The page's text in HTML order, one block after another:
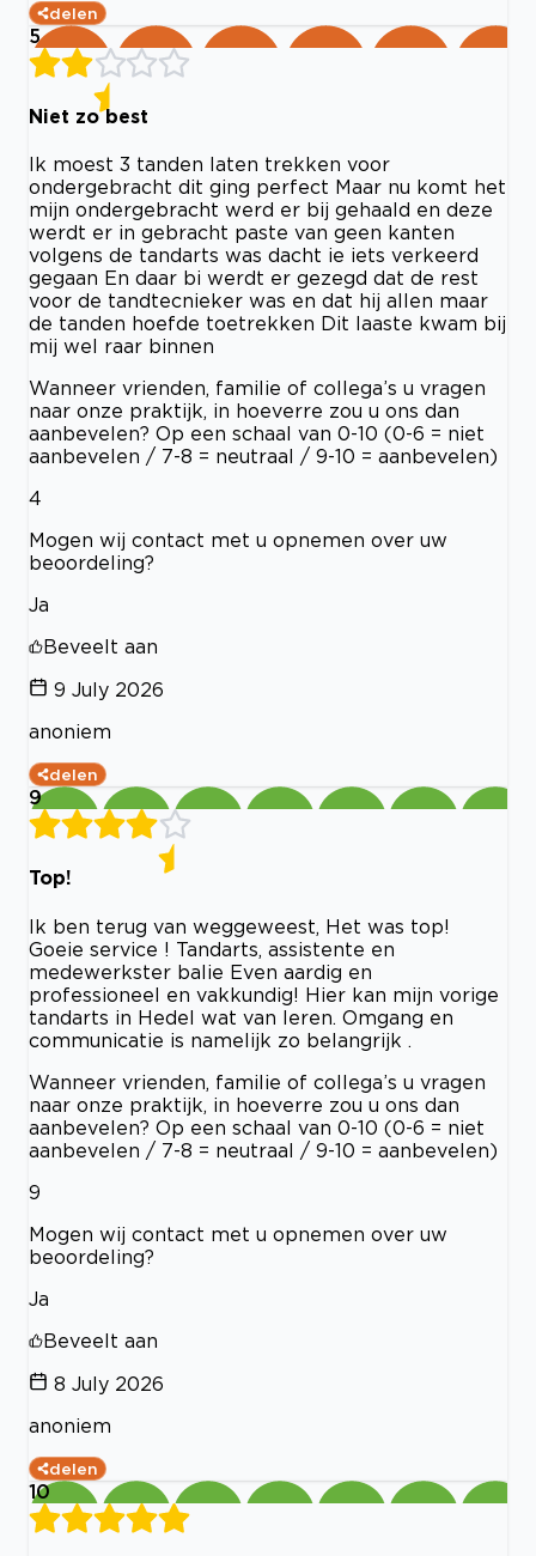
delen
5
Niet zo best
Ik moest 3 tanden laten trekken voor
ondergebracht dit ging perfect Maar nu komt het
mijn ondergebracht werd er bij gehaald en deze
werdt er in gebracht paste van geen kanten
volgens de tandarts was dacht ie iets verkeerd
gegaan En daar bi werdt er gezegd dat de rest
voor de tandtecnieker was en dat hij allen maar
de tanden hoefde toetrekken Dit laaste kwam bij
mij wel raar binnen
Wanneer vrienden, familie of collega’s u vragen
naar onze praktijk, in hoeverre zou u ons dan
aanbevelen? Op een schaal van 0-10 (0-6 = niet
aanbevelen / 7-8 = neutraal / 9-10 = aanbevelen)
4
Mogen wij contact met u opnemen over uw
beoordeling?
Ja
Beveelt aan
9 July 2026
anoniem
delen
9
Top!
Ik ben terug van weggeweest, Het was top!
Goeie service ! Tandarts, assistente en
medewerkster balie Even aardig en
professioneel en vakkundig! Hier kan mijn vorige
tandarts in Hedel wat van leren. Omgang en
communicatie is namelijk zo belangrijk .
Wanneer vrienden, familie of collega’s u vragen
naar onze praktijk, in hoeverre zou u ons dan
aanbevelen? Op een schaal van 0-10 (0-6 = niet
aanbevelen / 7-8 = neutraal / 9-10 = aanbevelen)
9
Mogen wij contact met u opnemen over uw
beoordeling?
Ja
Beveelt aan
8 July 2026
anoniem
delen
10